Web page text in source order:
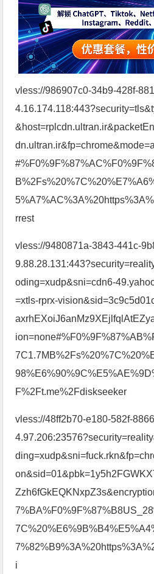
vless://986907c0-34b9-428f-
rrest
vless://9480871a-3843-441c-
oding=xudp&sni=cdn6-
=xtls-rprx-
F%2Ft.me%2Fdiskseeker
vless://48ff2b70-e180-582f-
i